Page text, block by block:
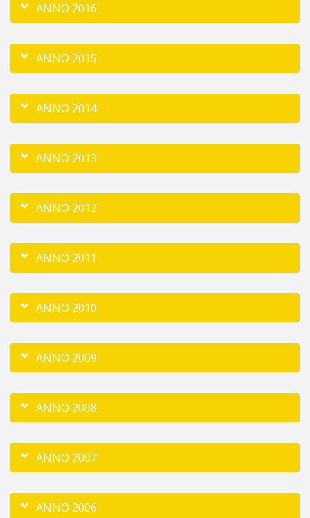
ANNO 2016
ANNO 2015
ANNO 2014
ANNO 2013
ANNO 2012
ANNO 2011
ANNO 2010
ANNO 2009
ANNO 2008
ANNO 2007
ANNO 2006